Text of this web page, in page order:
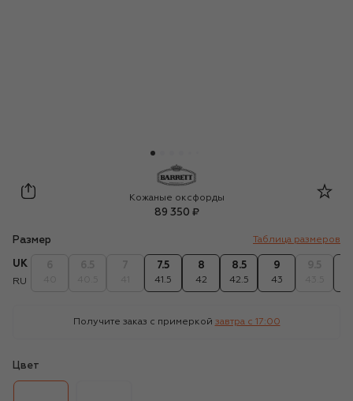
Barrett
Кожаные оксфорды
89 350 ₽
Размер Таблица размеров
UK
RU
7.5
41.5
8
42
8.5
42.5
9
43
Получите заказ с примеркой завтра c 17:00
Цвет